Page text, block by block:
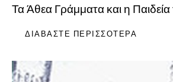
Τα Άθεα Γράμματα και η Παιδεία
ΔΙΑΒΆΣΤΕ ΠΕΡΙΣΣΌΤΕΡΑ